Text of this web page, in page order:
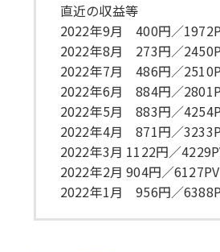
直近の収益等
2022年9月 400円／
2022年8月 273円／
2022年7月 486円／
2022年6月 884円／
2022年5月 883円／
2022年4月 871円／
2022年3月 1122円／
2022年2月 904円／6127PV
2022年1月 956円／